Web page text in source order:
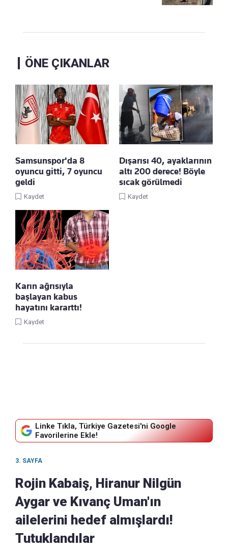
ÖNE ÇIKANLAR
Samsunspor'da 8
oyuncu gitti, 7 oyuncu
geldi
Kaydet
Dışarısı 40, ayaklarının
altı 200 derece! Böyle
sıcak görülmedi
Kaydet
Karın ağrısıyla
başlayan kabus
hayatını kararttı!
Kaydet
Linke Tıkla, Türkiye Gazetesi'ni Google
Favorilerine Ekle!
3. SAYFA
Rojin Kabaiş, Hiranur Nilgün
Aygar ve Kıvanç Uman'ın
ailelerini hedef almışlardı!
Tutuklandılar